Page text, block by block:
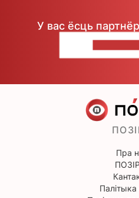
У вас ёсць
Пра